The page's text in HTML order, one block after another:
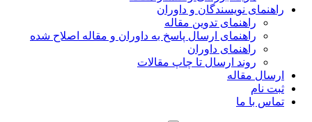
راهنمای نویسندگان و داوران
راهنمای تدوین مقاله
راهنمای ارسال پاسخ به داوران و مقاله اصلاح شده
راهنمای داوران
روند ارسال تا چاپ مقالات
ارسال مقاله
ثبت نام
تماس با ما